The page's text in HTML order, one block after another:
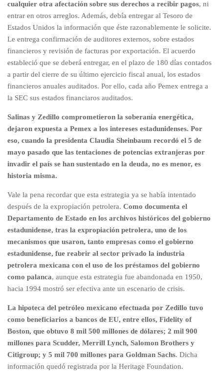
cualquier otra afectación sobre sus derechos a recibir pagos, ni
entrar en otros arreglos. Además, debía entregar al Tesoro de
Estados Unidos la información que éste razonablemente le solicite.
Le entrega confirmación de auditores externos, sobre estados
financieros y revisión de facturas por exportación. El acuerdo
estableció que se deberá entregar, en el plazo de 180 días contados
a partir del cierre de su último ejercicio fiscal anual, los estados
financieros anuales auditados. Por ello, cada año Pemex entrega a
la SEC sus estados financiaros auditados.
Salinas y Zedillo comprometieron la soberanía energética,
dejaron expuesta a Pemex a los intereses estadunidenses. Por
eso, cuando la presidenta Claudia Sheinbaum recordó el 5 de
mayo pasado que las tentaciones de potencias extranjeras por
invadir el país se han sustentado en la deuda, no es menor, es
historia misma.
Vale la pena recordar que esta estrategia ya se había intentado
después de la expropiación petrolera. Como documenta el
Departamento de Estado en los archivos históricos del gobierno
estadunidense, tras la expropiación petrolera, uno de los
mecanismos que usaron, tanto empresas como el gobierno
estadunidense, fue reabrir al sector privado la industria
petrolera mexicana con el uso de los préstamos del gobierno
como palanca, aunque esta estrategia fue abandonada en 1950,
hacia 1994 mostró ser efectiva ante un escenario de crisis.
La hipoteca del petróleo mexicano efectuada por Zedillo tuvo
como beneficiarios a bancos de EU, entre ellos, Fidelity of
Boston, que obtuvo 8 mil 500 millones de dólares; 2 mil 900
millones para Scudder, Merrill Lynch, Salomon Brothers y
Citigroup; y 5 mil 700 millones para Goldman Sachs. Dicha
información quedó registrada por la Heritage Foundation.